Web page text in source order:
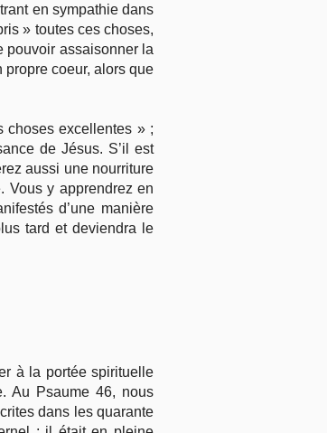
en sympathie dans
» toutes ces choses,
pouvoir assaisonner la
coeur, alors que
choses excellentes » ;
de Jésus. S’il est
aussi une nourriture
Vous y apprendrez en
d’une manière
tard et deviendra le
à la portée spirituelle
Au Psaume 46, nous
dans les quarante